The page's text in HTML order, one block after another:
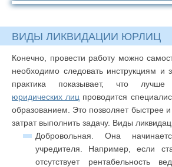
ВИДЫ ЛИКВИДАЦИИ ЮРЛИЦ
Конечно, провести работу можно
необходимо следовать инструкциям и
практика показывает, что
юридических лиц проводится
образованием. Это позволяет быстрее
затрат выполнить задачу. Виды
Добровольная. Она
учредителя. Например, если
отсутствует рентабельность